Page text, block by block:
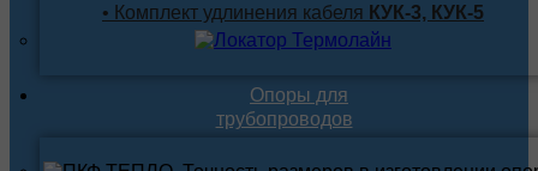
• Комплект удлинения кабеля КУК-3, КУК-5
Опоры для
трубопроводов